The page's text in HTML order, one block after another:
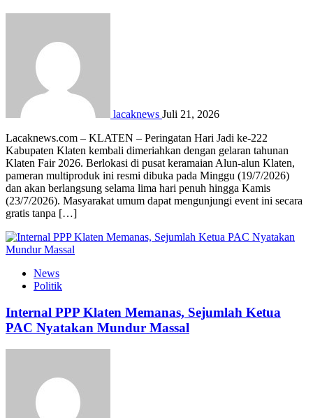
lacaknews Juli 21, 2026
Lacaknews.com – KLATEN – Peringatan Hari Jadi ke-222
Kabupaten Klaten kembali dimeriahkan dengan gelaran tahunan
Klaten Fair 2026. Berlokasi di pusat keramaian Alun-alun Klaten,
pameran multiproduk ini resmi dibuka pada Minggu (19/7/2026)
dan akan berlangsung selama lima hari penuh hingga Kamis
(23/7/2026). Masyarakat umum dapat mengunjungi event ini secara
gratis tanpa […]
News
Politik
Internal PPP Klaten Memanas, Sejumlah Ketua
PAC Nyatakan Mundur Massal